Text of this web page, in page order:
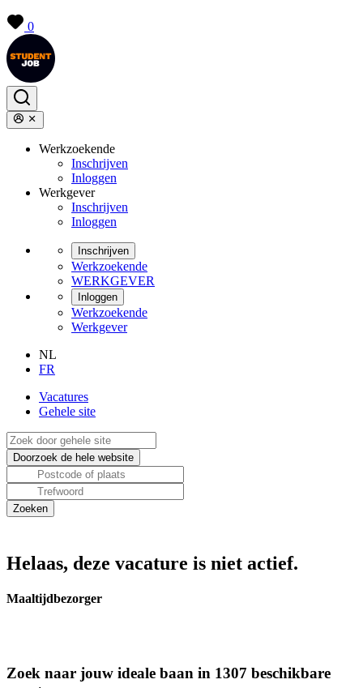
0
Werkzoekende
Inschrijven
Inloggen
Werkgever
Inschrijven
Inloggen
Inschrijven
Werkzoekende
WERKGEVER
Inloggen
Werkzoekende
Werkgever
NL
FR
Vacatures
Gehele site
Helaas, deze vacature is niet actief.
Maaltijdbezorger
Zoek naar jouw ideale baan in 1307 beschikbare